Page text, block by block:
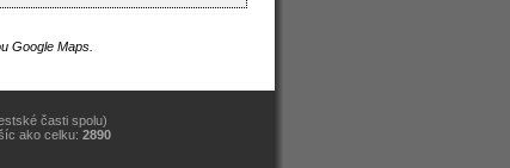
Google Maps.
časti spolu)
ako celku: 2890